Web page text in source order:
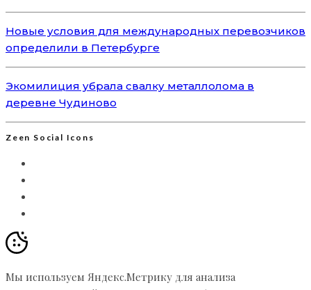
Новые условия для международных перевозчиков
определили в Петербурге
Экомилиция убрала свалку металлолома в
деревне Чудиново
Zeen Social Icons
Мы используем Яндекс.Метрику для анализа